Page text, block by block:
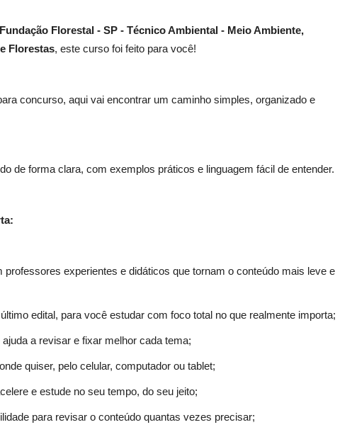
Fundação Florestal - SP - Técnico Ambiental - Meio Ambiente,
Florestas, este curso foi feito para você!
concurso, aqui vai encontrar um caminho simples, organizado e
de forma clara, com exemplos práticos e linguagem fácil de entender.
professores experientes e didáticos que tornam o conteúdo mais leve e
edital, para você estudar com foco total no que realmente importa;
ajuda a revisar e fixar melhor cada tema;
quiser, pelo celular, computador ou tablet;
e estude no seu tempo, do seu jeito;
para revisar o conteúdo quantas vezes precisar;
de Saúde -
Combo Prefeitura de Santos - SP 2026 -